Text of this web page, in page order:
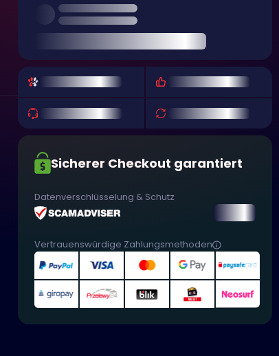
Sicherer Checkout garantiert
Datenverschlüsselung & Schutz
Vertrauenswürdige Zahlungsmethoden